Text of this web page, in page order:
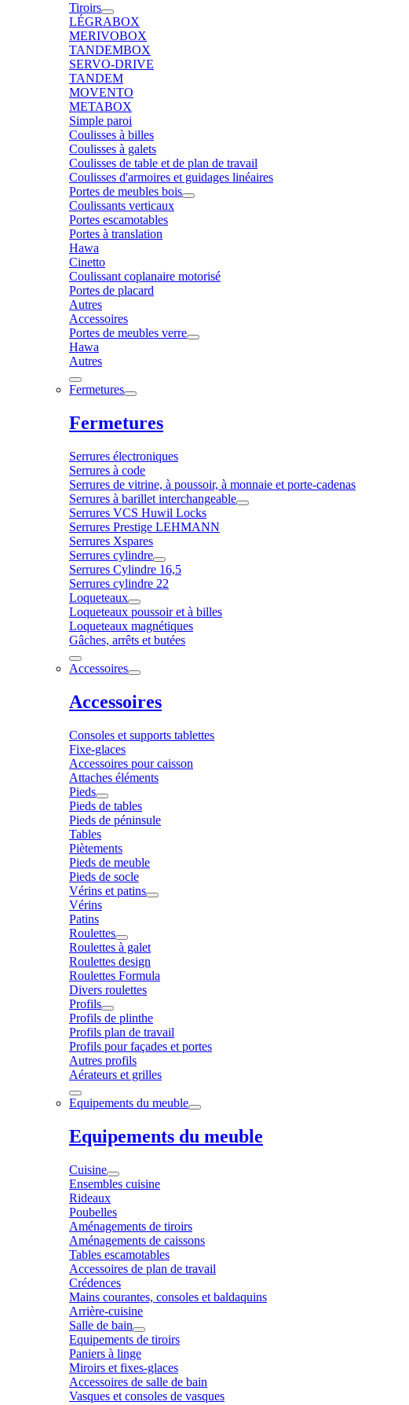
Tiroirs
LÉGRABOX
MERIVOBOX
TANDEMBOX
SERVO-DRIVE
TANDEM
MOVENTO
METABOX
Simple paroi
Coulisses à billes
Coulisses à galets
Coulisses de table et de plan de travail
Coulisses d'armoires et guidages linéaires
Portes de meubles bois
Coulissants verticaux
Portes escamotables
Portes à translation
Hawa
Cinetto
Coulissant coplanaire motorisé
Portes de placard
Autres
Accessoires
Portes de meubles verre
Hawa
Autres
Fermetures
Fermetures
Serrures électroniques
Serrures à code
Serrures de vitrine, à poussoir, à monnaie et porte-cadenas
Serrures à barillet interchangeable
Serrures VCS Huwil Locks
Serrures Prestige LEHMANN
Serrures Xspares
Serrures cylindre
Serrures Cylindre 16,5
Serrures cylindre 22
Loqueteaux
Loqueteaux poussoir et à billes
Loqueteaux magnétiques
Gâches, arrêts et butées
Accessoires
Accessoires
Consoles et supports tablettes
Fixe-glaces
Accessoires pour caisson
Attaches éléments
Pieds
Pieds de tables
Pieds de péninsule
Tables
Piètements
Pieds de meuble
Pieds de socle
Vérins et patins
Vérins
Patins
Roulettes
Roulettes à galet
Roulettes design
Roulettes Formula
Divers roulettes
Profils
Profils de plinthe
Profils plan de travail
Profils pour façades et portes
Autres profils
Aérateurs et grilles
Equipements du meuble
Equipements du meuble
Cuisine
Ensembles cuisine
Rideaux
Poubelles
Aménagements de tiroirs
Aménagements de caissons
Tables escamotables
Accessoires de plan de travail
Crédences
Mains courantes, consoles et baldaquins
Arrière-cuisine
Salle de bain
Equipements de tiroirs
Paniers à linge
Miroirs et fixes-glaces
Accessoires de salle de bain
Vasques et consoles de vasques